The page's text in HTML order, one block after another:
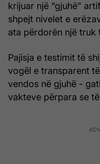
krijuar një “gjuhë”
shpejt nivelet e
ata përdorën një truk
Pajisja e testimit të
vogël e transparent
vendos në gjuhë -
vakteve përpara se